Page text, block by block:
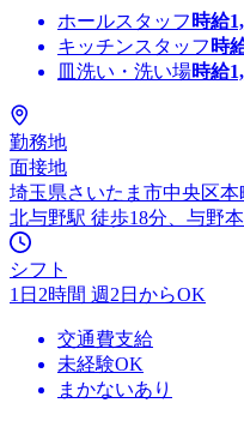
ホールスタッフ 時給
キッチンスタッフ 時
皿洗い・洗い場時給
勤務地
面接地
埼玉県さいたま市中央区本
北与野駅 徒歩18分、与野
シフト
1日2時間 週2日からOK
交通費支給
未経験OK
まかないあり